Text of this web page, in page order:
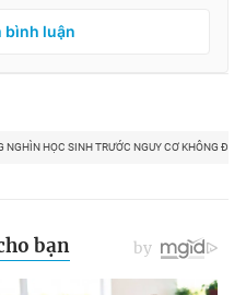
bình luận
NGHÌN HỌC SINH TRƯỚC NGUY CƠ KHÔNG